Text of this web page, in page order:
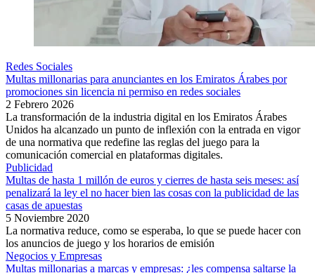
Redes Sociales
Multas millonarias para anunciantes en los Emiratos Árabes por
promociones sin licencia ni permiso en redes sociales
2 Febrero 2026
La transformación de la industria digital en los Emiratos Árabes
Unidos ha alcanzado un punto de inflexión con la entrada en vigor
de una normativa que redefine las reglas del juego para la
comunicación comercial en plataformas digitales.
Publicidad
Multas de hasta 1 millón de euros y cierres de hasta seis meses: así
penalizará la ley el no hacer bien las cosas con la publicidad de las
casas de apuestas
5 Noviembre 2020
La normativa reduce, como se esperaba, lo que se puede hacer con
los anuncios de juego y los horarios de emisión
Negocios y Empresas
Multas millonarias a marcas y empresas: ¿les compensa saltarse la